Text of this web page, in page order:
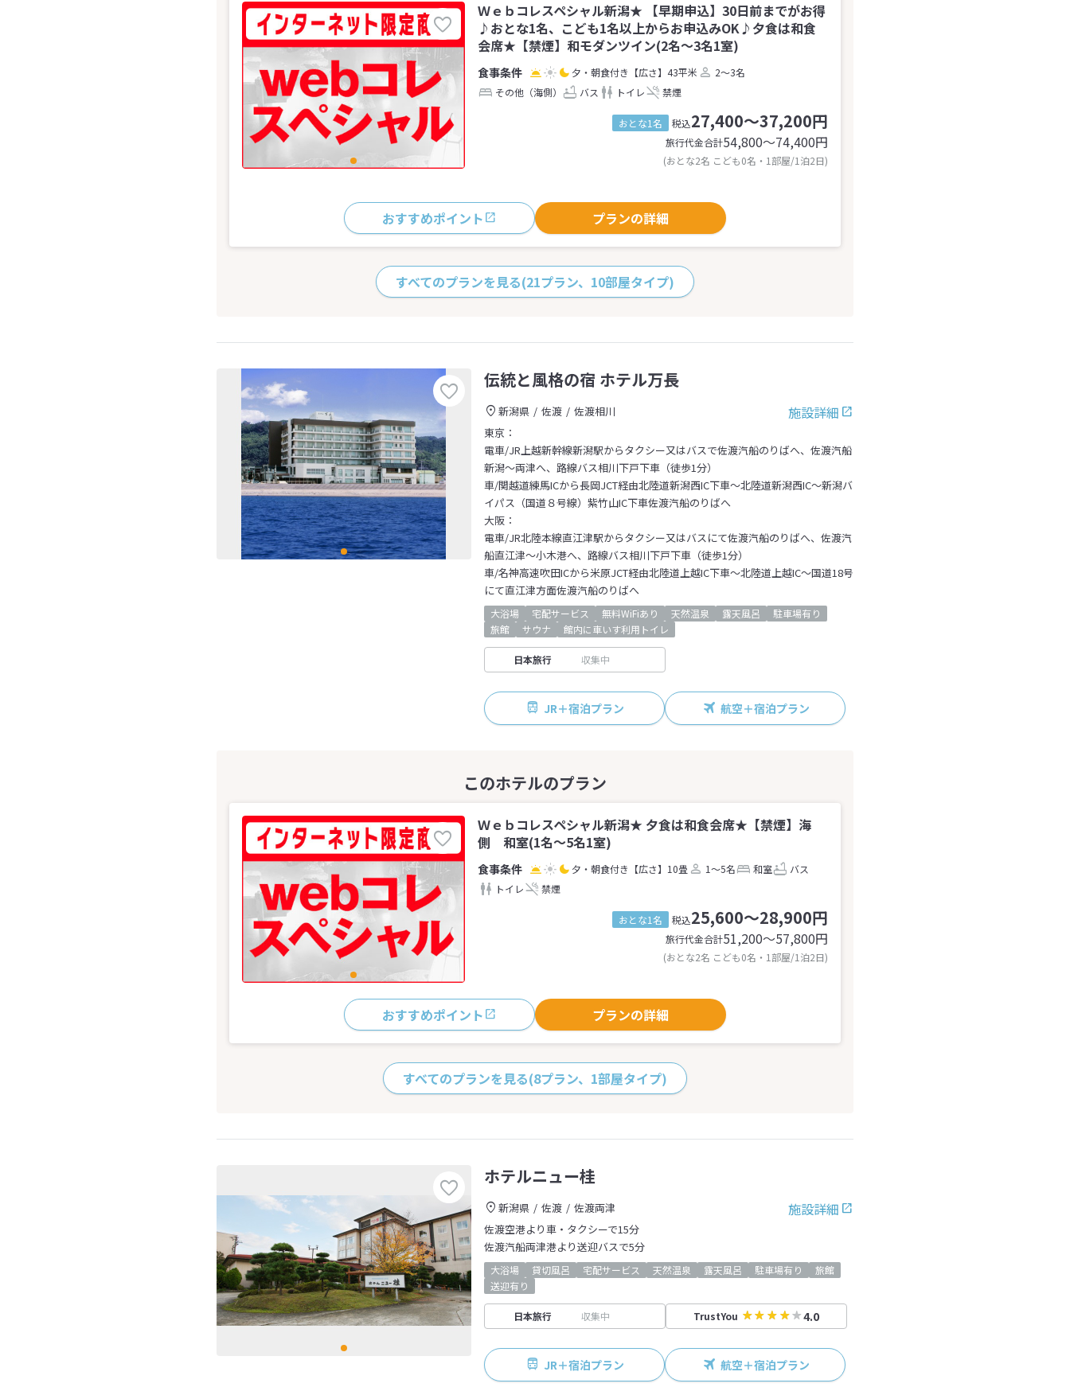
Ｗｅｂコレスペシャル新潟★ 【早期申込】30日前までがお得
♪おとな1名、こども1名以上からお申込みOK♪夕食は和食
会席★【禁煙】和モダンツイン(2名～3名1室)
夕・朝食付き 【広さ】43平米
2～3名
その他（海側）
バス トイレ 禁煙
おとな1名 税込27,400～37,200円
旅行代金合計54,800〜74,400円
(おとな2名 こども0名・1部屋/1泊2日)
おすすめポイント プランの詳細
すべてのプランを見る(21プラン、10部屋タイプ)
伝統と風格の宿 ホテル万長
施設詳細
新潟県 佐渡
佐渡相川
東京：
電車/JR上越新幹線新潟駅からタクシー又はバスで佐渡汽船のりばへ、佐渡汽船
新潟～両津へ、路線バス相川下戸下車（徒歩1分）
車/関越道練馬ICから長岡JCT経由北陸道新潟西IC下車～北陸道新潟西IC～新潟バ
イパス（国道８号線）紫竹山IC下車佐渡汽船のりばへ
大阪：
電車/JR北陸本線直江津駅からタクシー又はバスにて佐渡汽船のりばへ、佐渡汽
船直江津～小木港へ、路線バス相川下戸下車（徒歩1分）
車/名神高速吹田ICから米原JCT経由北陸道上越IC下車～北陸道上越IC～国道18号
にて直江津方面佐渡汽船のりばへ
大浴場 宅配サービス 無料WiFiあり 天然温泉 露天風呂
駐車場有り
旅館
サウナ 館内に車いす利用トイレ
日本旅行 収集中
JR＋宿泊プラン 航空＋宿泊プラン
Ｗｅｂコレスペシャル新潟★ 夕食は和食会席★【禁煙】海
側 和室(1名～5名1室)
夕・朝食付き 【広さ】10畳 1～5名 和室
バス
トイレ
禁煙
おとな1名 税込25,600～28,900円
旅行代金合計51,200〜57,800円
(おとな2名 こども0名・1部屋/1泊2日)
おすすめポイント プランの詳細
すべてのプランを見る(8プラン、1部屋タイプ)
ホテルニュー桂
施設詳細
新潟県 佐渡
佐渡両津
佐渡空港より車・タクシーで15分
佐渡汽船両津港より送迎バスで5分
大浴場 貸切風呂 宅配サービス 天然温泉 露天風呂 駐車場有り
旅館
送迎有り
日本旅行 収集中 TrustYou 4.0
JR＋宿泊プラン 航空＋宿泊プラン